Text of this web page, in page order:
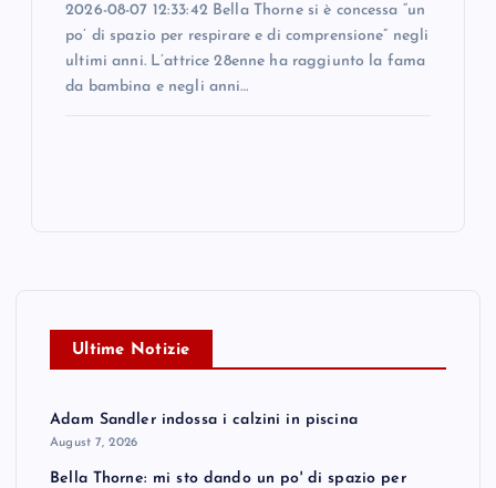
2026-08-07 12:33:42 Bella Thorne si è concessa “un
po’ di spazio per respirare e di comprensione” negli
ultimi anni. L’attrice 28enne ha raggiunto la fama
da bambina e negli anni…
Ultime Notizie
Adam Sandler indossa i calzini in piscina
August 7, 2026
Bella Thorne: mi sto dando un po' di spazio per